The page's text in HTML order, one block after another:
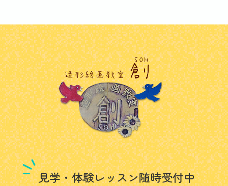
見学・体験レッスン随時受付中